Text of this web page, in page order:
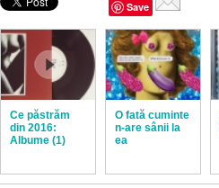
Save
Ce păstrăm
din 2016:
Albume (1)
O fată cuminte
n-are sânii la
ea